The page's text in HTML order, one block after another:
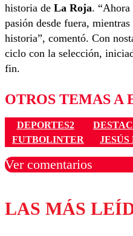
historia de La Roja. “Ahora
pasión desde fuera,
historia”, comentó. Con
ciclo con la selección,
fin.
OTROS TEMAS A
DEPORTES2
FUTBOLINTER
JESÚS
Ver comentarios
Los comentarios son
diálogo
LAS MÁS